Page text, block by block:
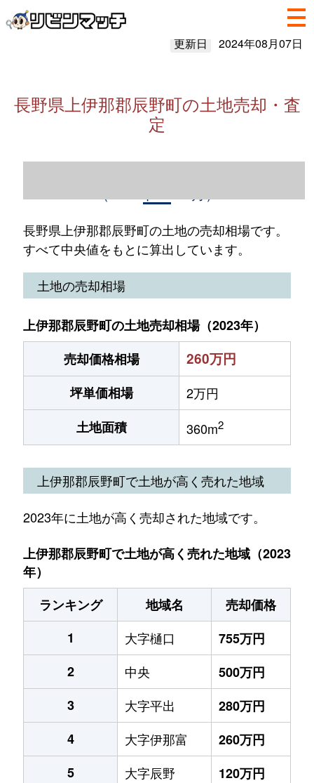
更新日 2024年08月07日
長野県上伊那郡辰野町の土地売却・査
定
長野県上伊那郡辰野町の土地の売却相場です。
すべて中央値をもとに算出しています。
土地の売却相場
上伊那郡辰野町の土地売却相場（2023年）
売却価格相場
260万円
坪単価相場
2万円
土地面積
360m2
上伊那郡辰野町で土地が高く売れた地域
2023年に土地が高く売却された地域です。
上伊那郡辰野町で土地が高く売れた地域（2023
年）
ランキング
地域名
売却価格
1
大字樋口
755万円
2
中央
500万円
3
大字平出
280万円
4
大字伊那富
260万円
5
大字辰野
120万円